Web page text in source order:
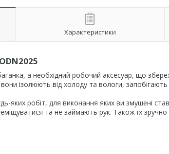
Характеристики
а необхідний робочий аксесуар, що
ізолюють від холоду та вологи,
яких робіт, для виконання яких ви змушені
та не займають рук. Також їх зручно